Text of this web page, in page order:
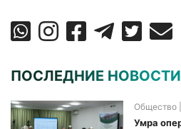
ПОСЛЕДНИЕ НОВОСТИ
Общество
Умра